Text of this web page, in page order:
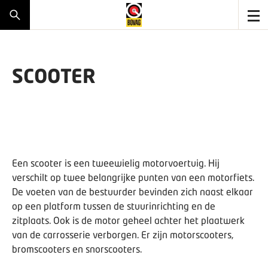
SCOOTER
Een scooter is een tweewielig motorvoertuig. Hij
verschilt op twee belangrijke punten van een motorfiets.
De voeten van de bestuurder bevinden zich naast elkaar
op een platform tussen de stuurinrichting en de
zitplaats. Ook is de motor geheel achter het plaatwerk
van de carrosserie verborgen. Er zijn motorscooters,
bromscooters en snorscooters.